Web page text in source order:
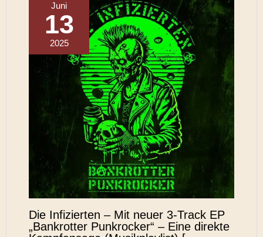
Juni
13
2025
Die Infizierten – Mit neuer 3-Track EP
„Bankrotter Punkrocker“ – Eine direkte